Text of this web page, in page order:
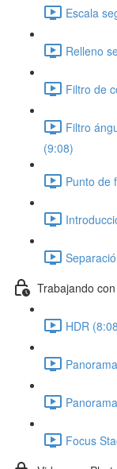
Escala
Relleno
Filtro de
Filtro
(9:08)
Punto de
Trabajando
HDR
Focus